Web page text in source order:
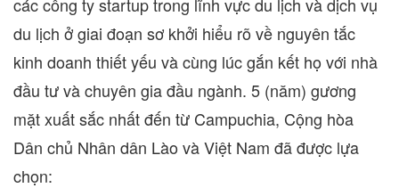
du lịch ở giai đoạn sơ khởi hiểu rõ về nguyên tắc
kinh doanh thiết yếu và cùng lúc gắn kết họ với nhà
đầu tư và chuyên gia đầu ngành. 5 (năm) gương
mặt xuất sắc nhất đến từ Campuchia, Cộng hòa
Dân chủ Nhân dân Lào và Việt Nam đã được lựa
chọn: